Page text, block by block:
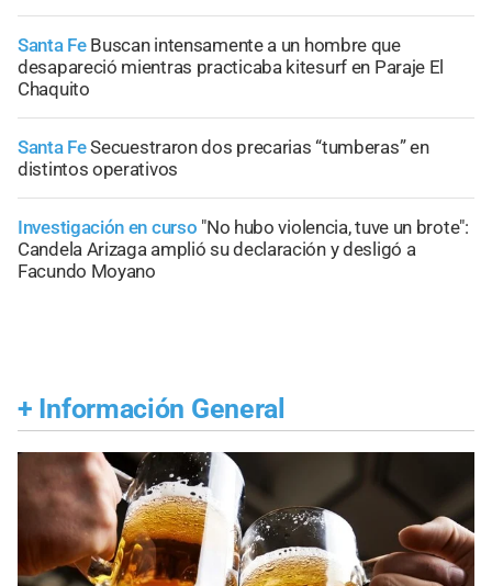
Santa Fe Buscan intensamente a un hombre que
desapareció mientras practicaba kitesurf en Paraje El
Chaquito
Santa FeSecuestraron dos precarias “tumberas” en
distintos operativos
Investigación en curso "No hubo violencia, tuve un brote":
Candela Arizaga amplió su declaración y desligó a
Facundo Moyano
+ Información General